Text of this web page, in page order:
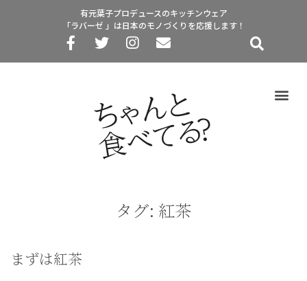
有元葉子プロデュースのキッチンウェア
「ラバーゼ 」は日本のモノづくりを応援します！
タグ: 紅茶
まずは紅茶